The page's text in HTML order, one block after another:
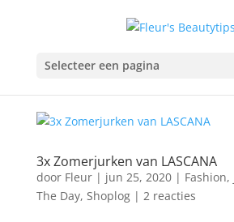
Selecteer een pagina
3x Zomerjurken van LASCANA
door Fleur| jun 25, 2020| Fashion,
The Day, Shoplog| 2 reacties